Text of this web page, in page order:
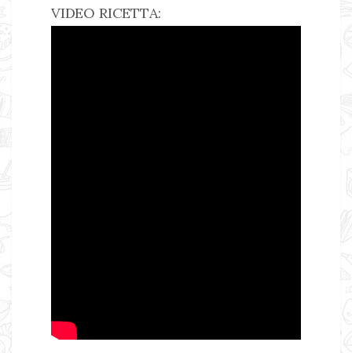
VIDEO RICETTA: